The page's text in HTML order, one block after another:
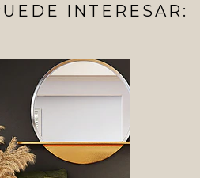
INTERESAR: